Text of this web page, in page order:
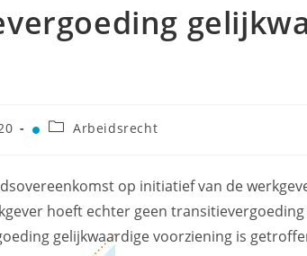
Arbeidsrecht
op initiatief van de
hoeft echter geen
gelijkwaardige voorziening is